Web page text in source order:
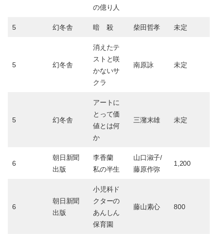
の億り人
5 幻冬舎 暗 殺 柴田哲孝 未定
5 幻冬舎
消えたテ
ストと咲
かないサ
クラ
南原詠 未定
5 幻冬舎
アートに
とって価
値とは何
か
三潴末雄 未定
6
朝日新聞
出版
李香蘭
私の半生
山口淑子/
藤原作弥
1,200
6
朝日新聞
出版
小児科ド
クターの
あんしん
保育園
藤山素心 800